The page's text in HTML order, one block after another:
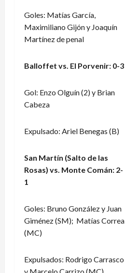
Goles: Matías García,
Maximiliano Gijón y Joaquín
Martínez de penal
Balloffet vs. El Porvenir: 0-3
Gol: Enzo Olguín (2) y Brian
Cabeza
Expulsado: Ariel Benegas (B)
San Martín (Salto de las
Rosas) vs. Monte Comán: 2-
1
Goles: Bruno González y Juan
Giménez (SM); Matías Correa
(MC)
Expulsados: Rodrigo Carrasco